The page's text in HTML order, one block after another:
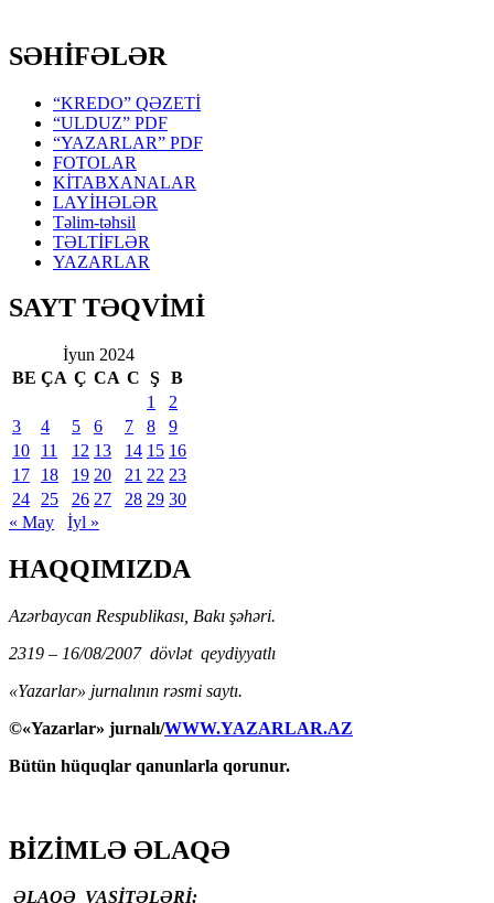
SƏHİFƏLƏR
“KREDO” QƏZETİ
“ULDUZ” PDF
“YAZARLAR” PDF
FOTOLAR
KİTABXANALAR
LAYİHƏLƏR
Təlim-təhsil
TƏLTİFLƏR
YAZARLAR
SAYT TƏQVİMİ
İyun 2024
BE ÇA Ç CA C Ş
B
1
2
3
4 5 6 7 8
9
10
11 12 13 14 15 16
17
18 19 20 21 22 23
24
25 26 27 28 29 30
« May
İyl »
HAQQIMIZDA
Azərbaycan Respublikası, Bakı şəhəri.
2319 – 16/08/2007 dövlət qeydiyyatlı
«Yazarlar» jurnalının rəsmi saytı.
©«Yazarlar» jurnalı/WWW.YAZARLAR.AZ
Bütün hüquqlar qanunlarla qorunur.
BİZİMLƏ ƏLAQƏ
ƏLAQƏ VASİTƏLƏRİ: